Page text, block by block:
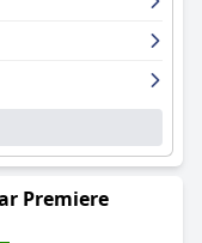
Premiere